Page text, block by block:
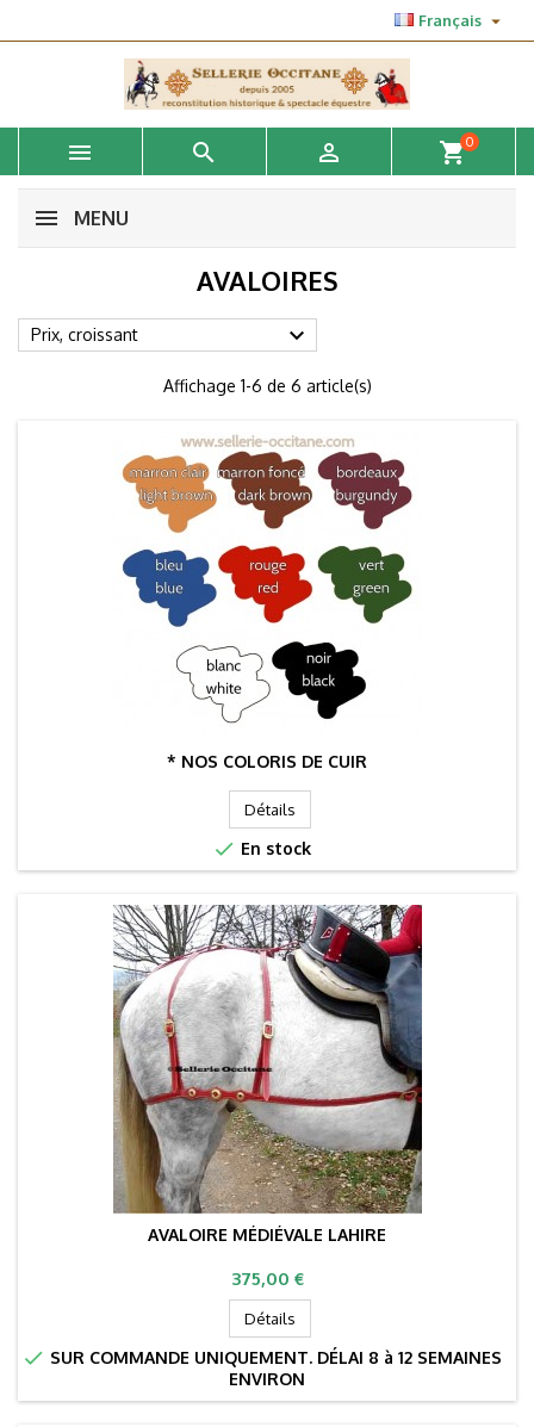
Français 
   shopping_cart0
MENU
AVALOIRES
Prix, croissant 
Affichage 1-6 de 6 article(s)
* NOS COLORIS DE CUIR
Détails
 En stock
AVALOIRE MÉDIÉVALE LAHIRE
Prix
375,00 €
Détails
 SUR COMMANDE UNIQUEMENT. DÉLAI 8 à 12 SEMAINES
ENVIRON